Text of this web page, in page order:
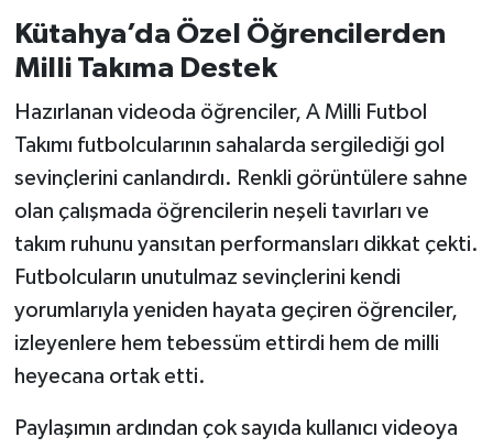
Kütahya’da Özel Öğrencilerden
Milli Takıma Destek
Hazırlanan videoda öğrenciler, A Milli Futbol
Takımı futbolcularının sahalarda sergilediği gol
sevinçlerini canlandırdı. Renkli görüntülere sahne
olan çalışmada öğrencilerin neşeli tavırları ve
takım ruhunu yansıtan performansları dikkat çekti.
Futbolcuların unutulmaz sevinçlerini kendi
yorumlarıyla yeniden hayata geçiren öğrenciler,
izleyenlere hem tebessüm ettirdi hem de milli
heyecana ortak etti.
Paylaşımın ardından çok sayıda kullanıcı videoya